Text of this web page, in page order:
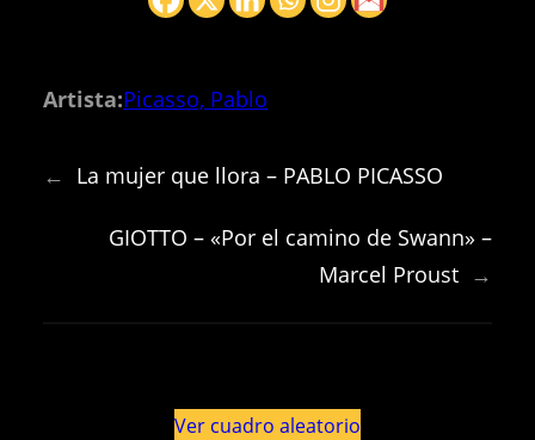
Artista:Picasso, Pablo
← La mujer que llora – PABLO PICASSO
GIOTTO – «Por el camino de Swann» –
Marcel Proust →
Ver cuadro aleatorio